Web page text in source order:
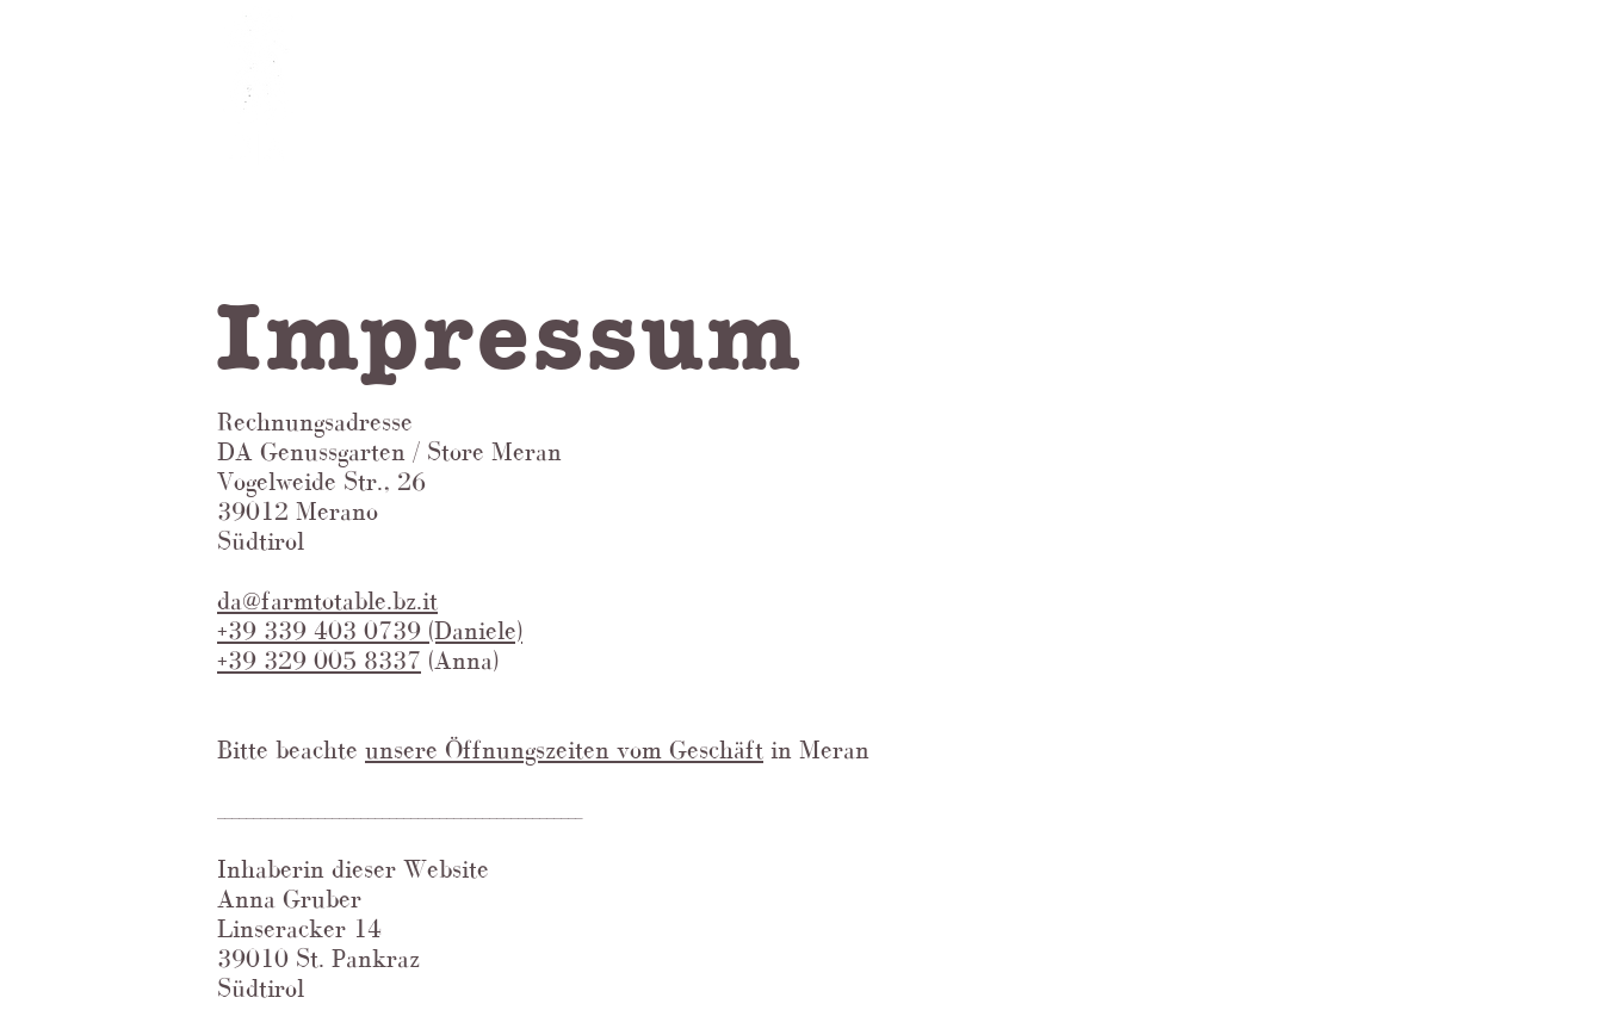
Impressum
Rechnungsadresse
DA Genussgarten / Store Meran
Vogelweide Str., 26
39012 Merano
Südtirol
da@farmtotable.bz.it
+39 339 403 0739 (Daniele)
+39 329 005 8337 (Anna)
Bitte beachte unsere Öffnungszeiten vom Geschäft in Meran
Inhaberin dieser Website
Anna Gruber
Linseracker 14
39010 St. Pankraz
Südtirol